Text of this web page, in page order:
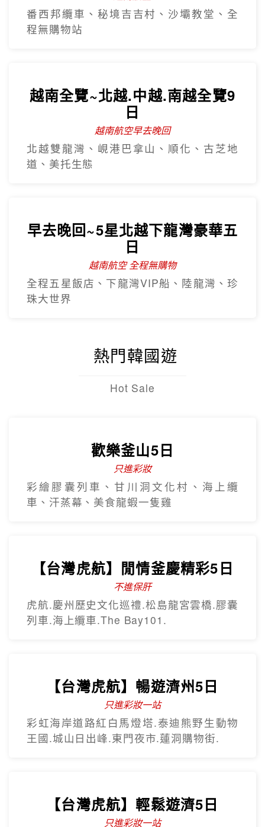
番西邦纜車、秘境吉吉村、沙壩教堂、全
程無購物站
越南全覽~北越.中越.南越全覽9
日
越南航空早去晚回
北越雙龍灣、峴港巴拿山、順化、古芝地
道、美托生態
早去晚回~5星北越下龍灣豪華五
日
越南航空 全程無購物
全程五星飯店、下龍灣VIP船、陸龍灣、珍
珠大世界
熱門韓國遊
Hot Sale
歡樂釜山5日
只進彩妝
彩繪膠囊列車、甘川洞文化村、海上纜
車、汗蒸幕、美食龍蝦一隻雞
【台灣虎航】閒情釜慶精彩5日
不進保肝
虎航.慶州歷史文化巡禮.松島龍宮雲橋.膠囊
列車.海上纜車.The Bay101.
【台灣虎航】暢遊濟州5日
只進彩妝一站
彩虹海岸道路紅白馬燈塔.泰迪熊野生動物
王國.城山日出峰.東門夜市.蓮洞購物街.
【台灣虎航】輕鬆遊濟5日
只進彩妝一站